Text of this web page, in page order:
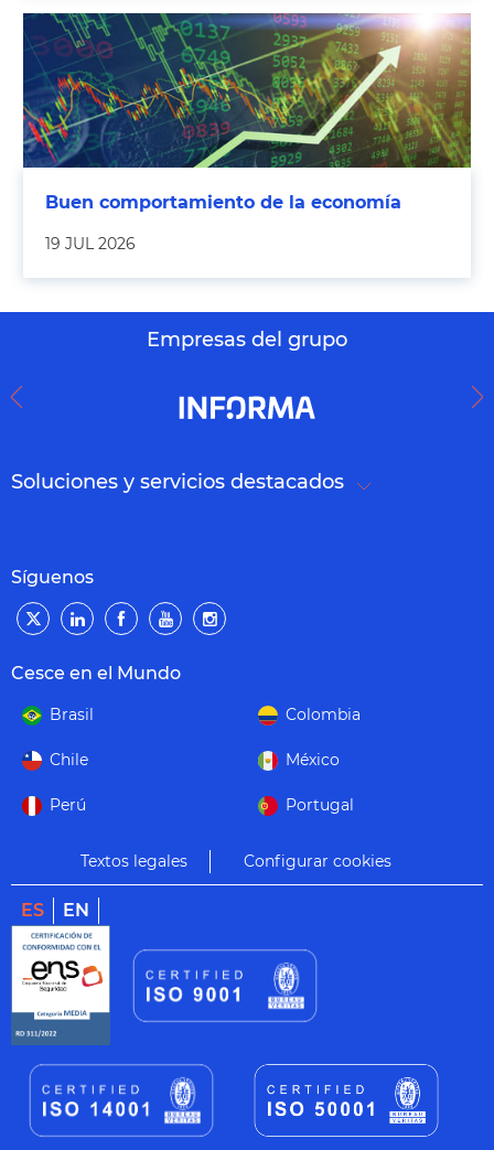
Buen comportamiento de la economía
19 JUL 2026
Empresas del grupo
Soluciones y servicios destacados
Síguenos
Cesce en el Mundo
Brasil Colombia
Chile México
Perú Portugal
Textos legales Configurar cookies
ES EN